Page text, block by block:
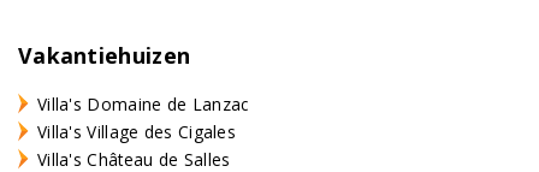
Vakantiehuizen
Villa's Domaine de Lanzac
Villa's Village des Cigales
Villa's Château de Salles